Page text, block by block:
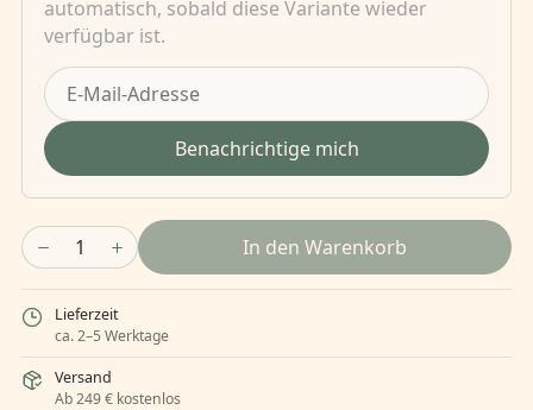
automatisch, sobald diese Variante wieder
verfügbar ist.
Benachrichtige mich
1 In den Warenkorb
Lieferzeit
ca. 2–5 Werktage
Versand
Ab 249 € kostenlos